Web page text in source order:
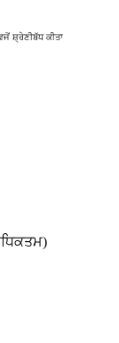
ਸ਼੍ਰੇਣੀਬੱਧ ਕੀਤਾ